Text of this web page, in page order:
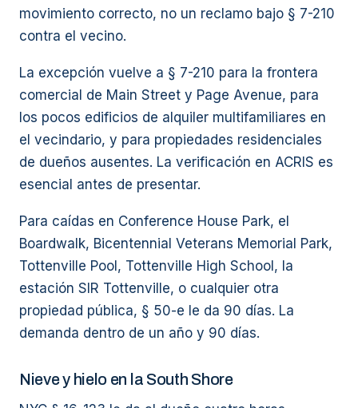
movimiento correcto, no un reclamo bajo § 7-210
contra el vecino.
La excepción vuelve a § 7-210 para la frontera
comercial de Main Street y Page Avenue, para
los pocos edificios de alquiler multifamiliares en
el vecindario, y para propiedades residenciales
de dueños ausentes. La verificación en ACRIS es
esencial antes de presentar.
Para caídas en Conference House Park, el
Boardwalk, Bicentennial Veterans Memorial Park,
Tottenville Pool, Tottenville High School, la
estación SIR Tottenville, o cualquier otra
propiedad pública, § 50-e le da 90 días. La
demanda dentro de un año y 90 días.
Nieve y hielo en la South Shore